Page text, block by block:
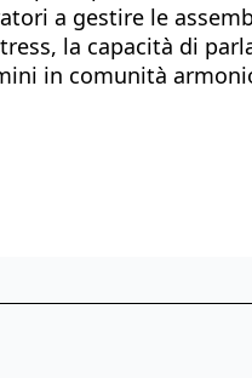
a gestire le
la capacità di
in comunità